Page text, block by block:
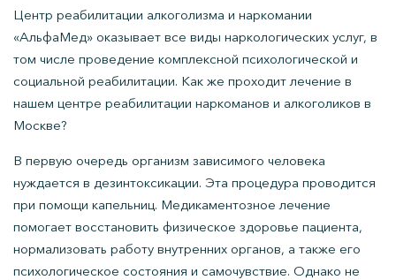
Центр реабилитации алкоголизма и наркомании
«АльфаМед» оказывает все виды наркологических услуг, в
том числе проведение комплексной психологической и
социальной реабилитации. Как же проходит лечение в
нашем центре реабилитации наркоманов и алкоголиков в
Москве?
В первую очередь организм зависимого человека
нуждается в дезинтоксикации. Эта процедура проводится
при помощи капельниц. Медикаментозное лечение
помогает восстановить физическое здоровье пациента,
нормализовать работу внутренних органов, а также его
психологическое состояния и самочувствие. Однако не